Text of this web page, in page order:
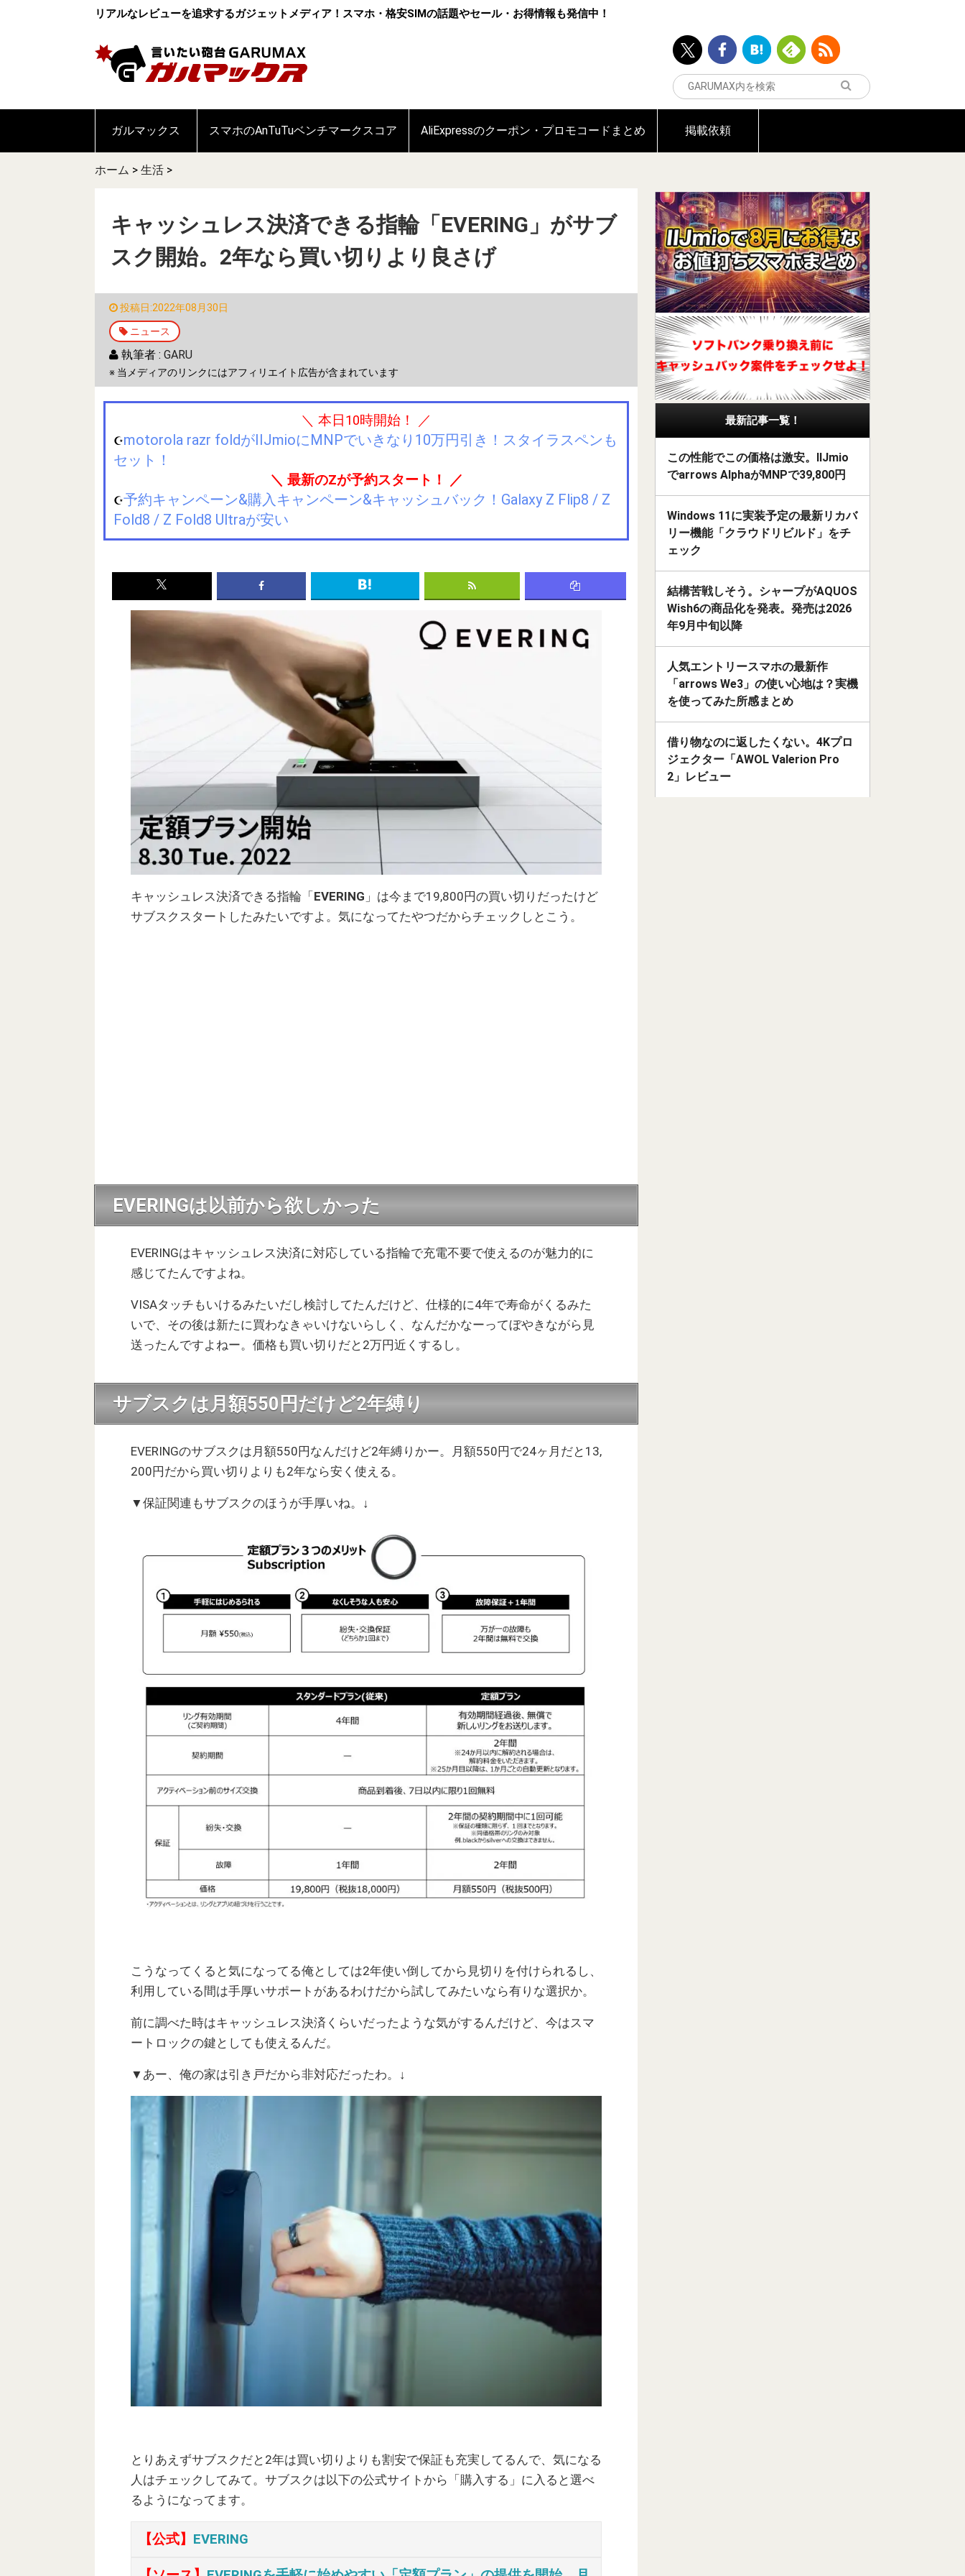
リアルなレビューを追求するガジェットメディア！スマホ・格安SIMの話題やセール・お得情報も発信中！
ガルマックス スマホのAnTuTuベンチマークスコア AliExpressのクーポン・プロモコードまとめ 掲載依頼
ホーム > 生活 >
キャッシュレス決済できる指輪「EVERING」がサブ
スク開始。2年なら買い切りより良さげ
投稿日:2022年08月30日
ニュース
執筆者 : GARU
※ 当メディアのリンクにはアフィリエイト広告が含まれています
＼ 本日10時開始！ ／
☪️motorola razr foldがIIJmioにMNPでいきなり10万円引き！スタイラスペンも
セット！
＼ 最新のZが予約スタート！ ／
☪️予約キャンペーン&購入キャンペーン&キャッシュバック！Galaxy Z Flip8 / Z
Fold8 / Z Fold8 Ultraが安い
キャッシュレス決済できる指輪「 EVERING 」は今まで19,800円の買い切りだったけど
サブスクスタートしたみたいですよ。気になってたやつだからチェックしとこう。
EVERINGは以前から欲しかった
EVERINGはキャッシュレス決済に対応している指輪で充電不要で使えるのが魅力的に
感じてたんですよね。
VISAタッチもいけるみたいだし検討してたんだけど、仕様的に4年で寿命がくるみた
いで、その後は新たに買わなきゃいけないらしく、なんだかなーってぼやきながら見
送ったんですよねー。価格も買い切りだと2万円近くするし。
サブスクは月額550円だけど2年縛り
EVERINGのサブスクは月額550円なんだけど2年縛りかー。月額550円で24ヶ月だと13,
200円だから買い切りよりも2年なら安く使える。
▼保証関連もサブスクのほうが手厚いね。↓
こうなってくると気になってる俺としては2年使い倒してから見切りを付けられるし、
利用している間は手厚いサポートがあるわけだから試してみたいなら有りな選択か。
前に調べた時はキャッシュレス決済くらいだったような気がするんだけど、今はスマ
ートロックの鍵としても使えるんだ。
▼あー、俺の家は引き戸だから非対応だったわ。↓
とりあえずサブスクだと2年は買い切りよりも割安で保証も充実してるんで、気になる
人はチェックしてみて。サブスクは以下の公式サイトから「購入する」に入ると選べ
るようになってます。
【公式】 EVERING
最新記事一覧！
この性能でこの価格は激安。IIJmio
でarrows AlphaがMNPで39,800円
Windows 11に実装予定の最新リカバ
リー機能「クラウドリビルド」をチ
ェック
結構苦戦しそう。シャープがAQUOS
Wish6の商品化を発表。発売は2026
年9月中旬以降
人気エントリースマホの最新作
「arrows We3」の使い心地は？実機
を使ってみた所感まとめ
借り物なのに返したくない。4Kプロ
ジェクター「AWOL Valerion Pro
2」レビュー